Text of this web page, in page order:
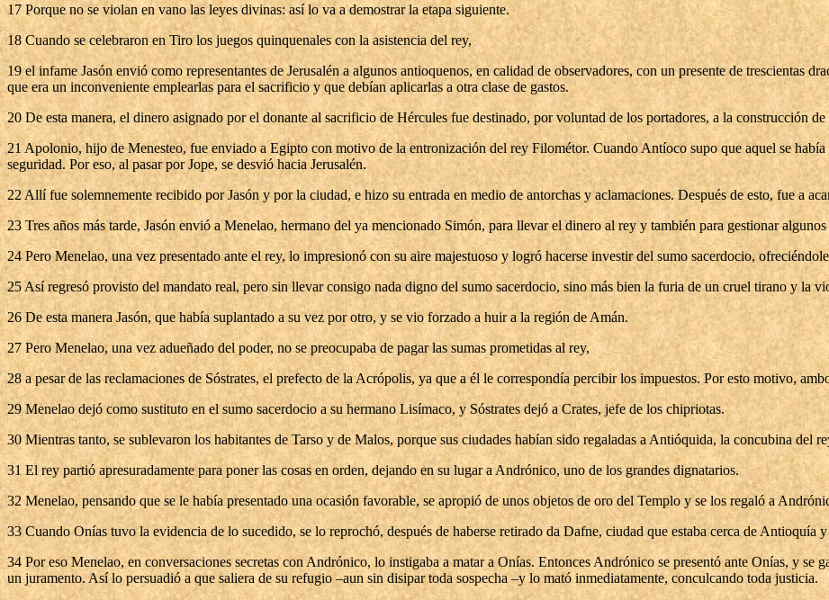
17 Porque no se violan en vano las leyes divinas: así lo va a demostrar la etapa siguiente.
18 Cuando se celebraron en Tiro los juegos quinquenales con la asistencia del rey,
19 el infame Jasón envió como representantes de Jerusalén a algunos antioquenos, en calidad de observadores, con un presente de trescientas
que era un inconveniente emplearlas para el sacrificio y que debían aplicarlas a otra clase de gastos.
20 De esta manera, el dinero asignado por el donante al sacrificio de Hércules fue destinado, por voluntad de los portadores, a la construcción de
21 Apolonio, hijo de Menesteo, fue enviado a Egipto con motivo de la entronización del rey Filométor. Cuando Antíoco supo que aquel se
seguridad. Por eso, al pasar por Jope, se desvió hacia Jerusalén.
22 Allí fue solemnemente recibido por Jasón y por la ciudad, e hizo su entrada en medio de antorchas y aclamaciones. Después de esto, fue a
23 Tres años más tarde, Jasón envió a Menelao, hermano del ya mencionado Simón, para llevar el dinero al rey y también para gestionar algunos
24 Pero Menelao, una vez presentado ante el rey, lo impresionó con su aire majestuoso y logró hacerse investir del sumo sacerdocio,
25 Así regresó provisto del mandato real, pero sin llevar consigo nada digno del sumo sacerdocio, sino más bien la furia de un cruel tirano y la
26 De esta manera Jasón, que había suplantado a su vez por otro, y se vio forzado a huir a la región de Amán.
27 Pero Menelao, una vez adueñado del poder, no se preocupaba de pagar las sumas prometidas al rey,
28 a pesar de las reclamaciones de Sóstrates, el prefecto de la Acrópolis, ya que a él le correspondía percibir los impuestos. Por esto motivo,
29 Menelao dejó como sustituto en el sumo sacerdocio a su hermano Lisímaco, y Sóstrates dejó a Crates, jefe de los chipriotas.
30 Mientras tanto, se sublevaron los habitantes de Tarso y de Malos, porque sus ciudades habían sido regaladas a Antióquida, la concubina del
31 El rey partió apresuradamente para poner las cosas en orden, dejando en su lugar a Andrónico, uno de los grandes dignatarios.
32 Menelao, pensando que se le había presentado una ocasión favorable, se apropió de unos objetos de oro del Templo y se los regaló a
33 Cuando Onías tuvo la evidencia de lo sucedido, se lo reprochó, después de haberse retirado da Dafne, ciudad que estaba cerca de Antioquía
34 Por eso Menelao, en conversaciones secretas con Andrónico, lo instigaba a matar a Onías. Entonces Andrónico se presentó ante Onías, y se
un juramento. Así lo persuadió a que saliera de su refugio –aun sin disipar toda sospecha –y lo mató inmediatamente, conculcando toda justicia.